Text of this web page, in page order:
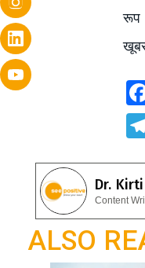
रूप
Dr.
Content
ALSO